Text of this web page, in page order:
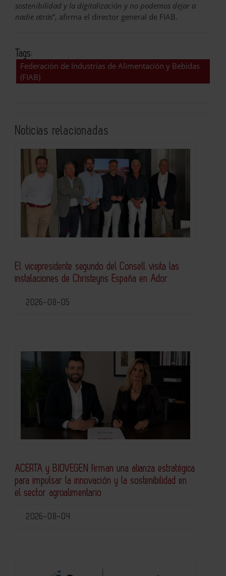
sostenibilidad y la digitalización y no podemos dejar a
nadie atrás”, afirma el director general de FIAB.
Tags:
Federación de Industrias de Alimentación y Bebidas
(FIAB)
Noticias relacionadas
El vicepresidente segundo del Consell visita las
instalaciones de Christeyns España en Ador
2026-08-05
ACERTA y BIOVEGEN firman una alianza estratégica
para impulsar la innovación y la sostenibilidad en
el sector agroalimentario
2026-08-04